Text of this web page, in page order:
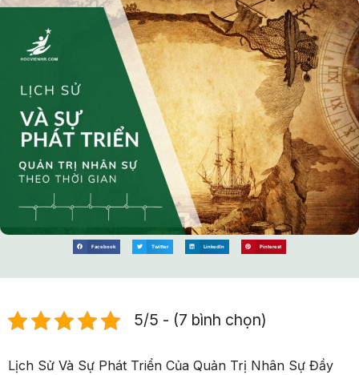
Facebook Twitter LinkedIn Pinterest
5/5 - (7 bình chọn)
Lịch Sử Và Sự Phát Triển Của Quản Trị Nhân Sự Đầy